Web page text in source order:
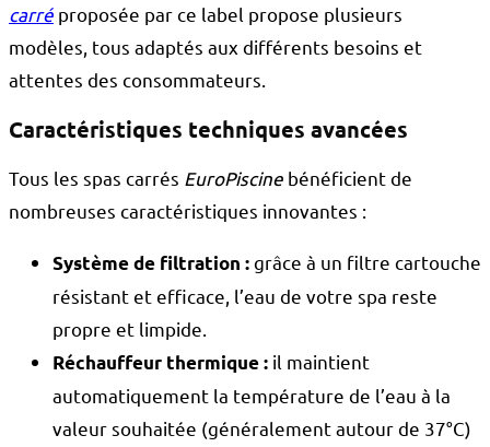
carré proposée par ce label propose plusieurs
modèles, tous adaptés aux différents besoins et
attentes des consommateurs.
Caractéristiques techniques avancées
Tous les spas carrés EuroPiscine bénéficient de
nombreuses caractéristiques innovantes :
Système de filtration :grâce à un filtre cartouche
résistant et efficace, l’eau de votre spa reste
propre et limpide.
Réchauffeur thermique : il maintient
automatiquement la température de l’eau à la
valeur souhaitée (généralement autour de 37°C)